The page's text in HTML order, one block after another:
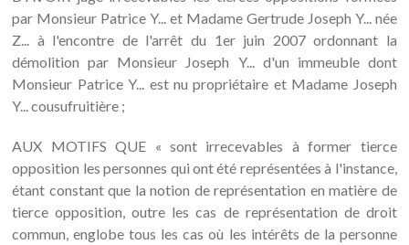
par Monsieur Patrice Y... et Madame Gertrude Joseph Y... née
Z... à l'encontre de l'arrêt du 1er juin 2007 ordonnant la
démolition par Monsieur Joseph Y... d'un immeuble dont
Monsieur Patrice Y... est nu propriétaire et Madame Joseph
Y... cousufruitière ;
AUX MOTIFS QUE « sont irrecevables à former tierce
opposition les personnes qui ont été représentées à l'instance,
étant constant que la notion de représentation en matière de
tierce opposition, outre les cas de représentation de droit
commun, englobe tous les cas où les intérêts de la personne